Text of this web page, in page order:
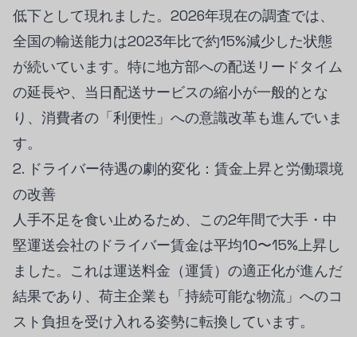
低下として現れました。2026年現在の調査では、
全国の輸送能力は2023年比で約15%減少した状態
が続いています。特に地方部への配送リードタイム
の延長や、当日配送サービスの縮小が一般的とな
り、消費者の「利便性」への意識改革も進んでいま
す。
2. ドライバー待遇の劇的変化：賃金上昇と労働環境
の改善
人手不足を食い止めるため、この2年間で大手・中
堅運送会社のドライバー賃金は平均10〜15%上昇し
ました。これは運送料金（運賃）の適正化が進んだ
結果であり、荷主企業も「持続可能な物流」へのコ
スト負担を受け入れる姿勢に転換しています。